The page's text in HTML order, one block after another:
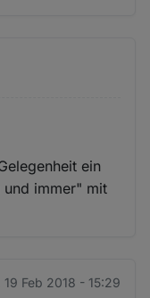
ein
immer" mit
19 Feb 2018 - 15:29